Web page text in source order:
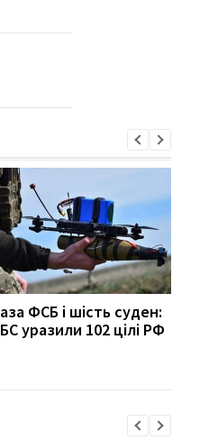
ФСБ і шість суден:
уразили 102 цілі РФ